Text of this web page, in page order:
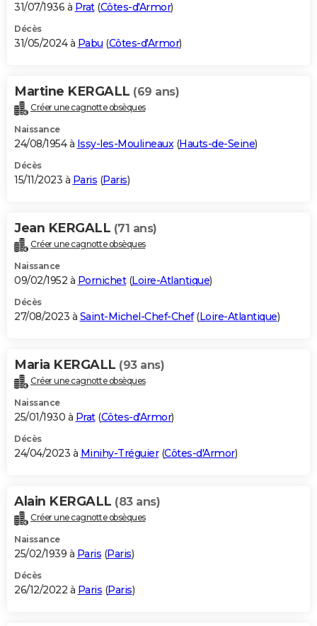
31/07/1936 à Prat(Côtes-d'Armor)
Décès
31/05/2024 à Pabu (Côtes-d'Armor)
Martine KERGALL (69 ans)
Créer une cagnotte obsèques
Naissance
24/08/1954 à Issy-les-Moulineaux(Hauts-de-Seine)
Décès
15/11/2023 à Paris (Paris)
Jean KERGALL (71 ans)
Créer une cagnotte obsèques
Naissance
09/02/1952 à Pornichet(Loire-Atlantique)
Décès
27/08/2023 à Saint-Michel-Chef-Chef(Loire-Atlantique)
Maria KERGALL (93 ans)
Créer une cagnotte obsèques
Naissance
25/01/1930 à Prat(Côtes-d'Armor)
Décès
24/04/2023 à Minihy-Tréguier(Côtes-d'Armor)
Alain KERGALL (83 ans)
Créer une cagnotte obsèques
Naissance
25/02/1939 à Paris (Paris)
Décès
26/12/2022 à Paris (Paris)